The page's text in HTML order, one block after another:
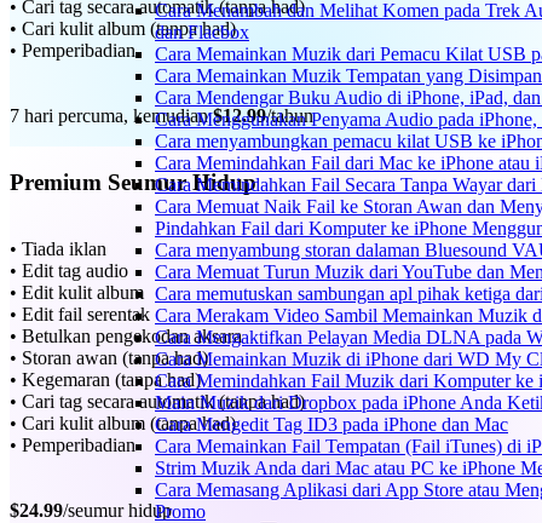
Cara Menambah dan Melihat Komen pada Trek
dan Flacbox
Cara Memainkan Muzik dari Pemacu Kilat USB
Cara Memainkan Muzik Tempatan yang
Cara Mendengar Buku Audio di iPhone, iPad,
Cara Menggunakan Penyama Audio pada
Cara menyambungkan pemacu kilat USB ke
Cara Memindahkan Fail dari Mac ke iPhone atau
Cara Memindahkan Fail Secara Tanpa Wayar
Cara Memuat Naik Fail ke Storan Awan dan
Pindahkan Fail dari Komputer ke iPhone
Cara menyambung storan dalaman Bluesound
Cara Memuat Turun Muzik dari YouTube dan
Cara memutuskan sambungan apl pihak ketiga
Cara Merakam Video Sambil Memainkan Muzik
Cara Mengaktifkan Pelayan Media DLNA pada
Cara Memainkan Muzik di iPhone dari WD My
Cara Memindahkan Fail Muzik dari Komputer
Main Muzik dari Dropbox pada iPhone Anda
Cara Mengedit Tag ID3 pada iPhone dan Mac
Cara Memainkan Fail Tempatan (Fail iTunes) di
Strim Muzik Anda dari Mac atau PC ke iPhone
Cara Memasang Aplikasi dari App Store atau
Promo
• Cari tag secara automatik (tanpa had)
• Cari kulit album (tanpa had)
• Pemperibadian
7 hari percuma, kemudian$12.99/tahun
Premium Seumur Hidup
• Tiada iklan
• Edit tag audio
• Edit kulit album
• Edit fail serentak
• Betulkan pengekodan aksara
• Storan awan (tanpa had)
• Kegemaran (tanpa had)
• Cari tag secara automatik (tanpa had)
• Cari kulit album (tanpa had)
• Pemperibadian
$24.99/seumur hidup